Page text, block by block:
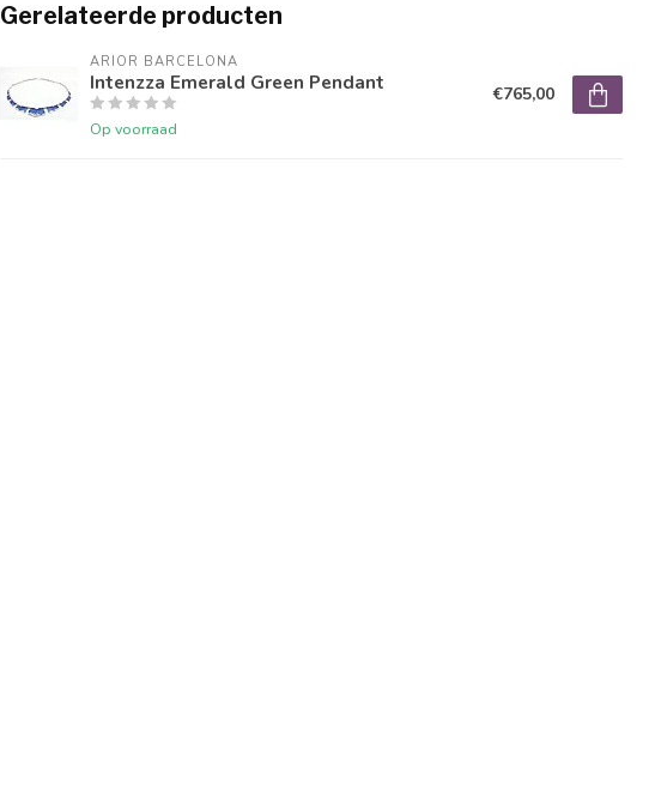
Gerelateerde producten
ARIOR BARCELONA
Intenzza Emerald Green Pendant
Op voorraad
€765,00